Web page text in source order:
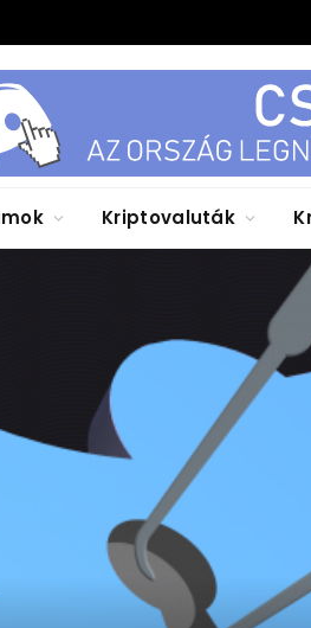
Kriptovaluták